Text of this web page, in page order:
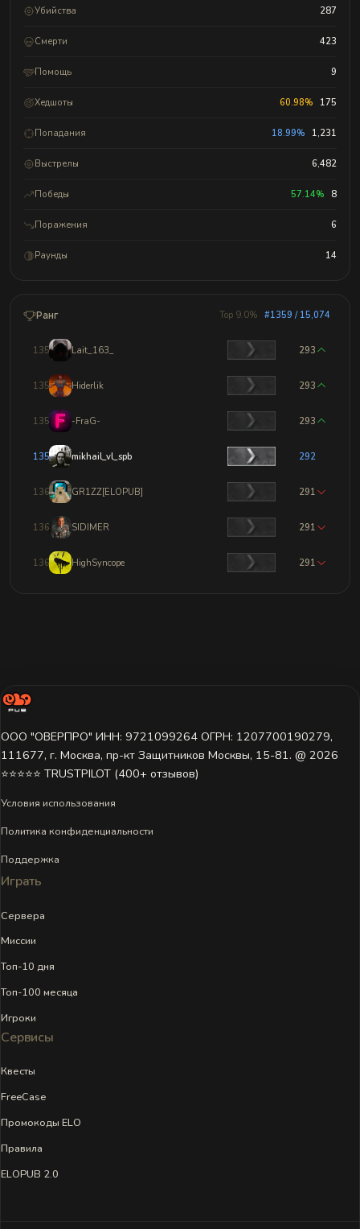
Убийства 287
Смерти 423
Помощь 9
Хедшоты 60.98% 175
Попадания 18.99% 1,231
Выстрелы 6,482
Победы 57.14% 8
Поражения 6
Раунды 14
Ранг Top 9.0% #1359 / 15,074
1356 Lait_163_ 293
1357 Hiderlik 293
1358 -FraG- 293
1359 mikhail_vl_spb 292
1360 GR1ZZ[ELOPUB] 291
1361 SIDIMER 291
1362 HighSyncope 291
ООО "ОВЕРПРО" ИНН: 9721099264 ОГРН: 1207700190279,
111677, г. Москва, пр-кт Защитников Москвы, 15-81. @ 2026 ㅤ
⭐⭐⭐⭐⭐ TRUSTPILOT (400+ отзывов)
Условия использования
Политика конфиденциальности
Поддержка
Играть
Сервера
Миссии
Топ-10 дня
Топ-100 месяца
Игроки
Сервисы
Квесты
FreeCase
Промокоды ELO
Правила
ELOPUB 2.0